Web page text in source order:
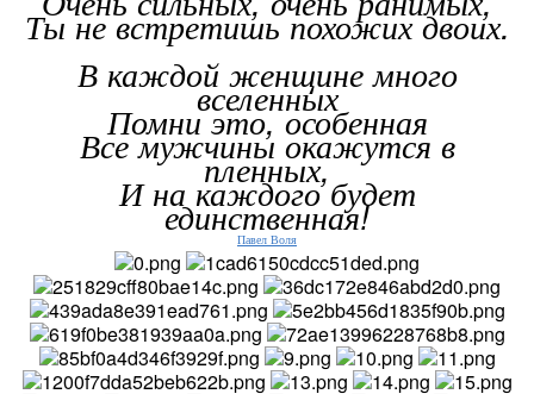
Ты не встретишь похожих двоих.
В каждой женщине много
вселенных
Помни это, особенная
Все мужчины окажутся в
пленных,
И на каждого будет
единственная!
Павел Воля